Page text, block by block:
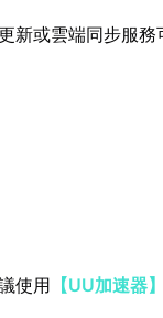
新或雲端同步服務
使用 【UU加速器】